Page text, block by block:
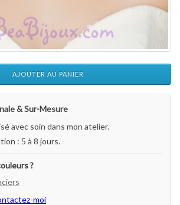
AJOUTER AU PANIER
& Sur-Mesure
avec soin dans mon atelier.
: 5 à 8 jours.
?
moi